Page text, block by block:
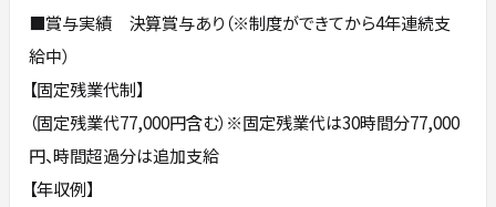
■賞与実績 決算賞与あり（※制度ができてから4年連続支
給中）
【固定残業代制】
（固定残業代77,000円含む）※固定残業代は30時間分77,000
円、時間超過分は追加支給
【年収例】